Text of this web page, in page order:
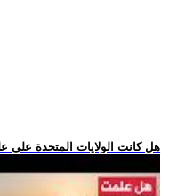
.. هل كانت الولايات المتحدة على